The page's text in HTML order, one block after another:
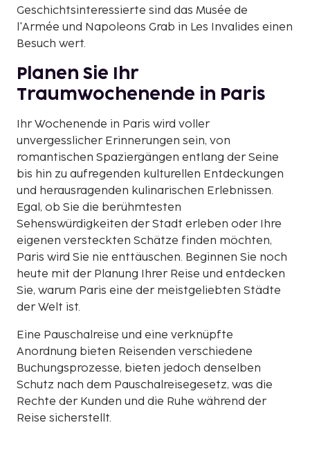
Geschichtsinteressierte sind das Musée de
l'Armée und Napoleons Grab in Les Invalides einen
Besuch wert.
Planen Sie Ihr
Traumwochenende in Paris
Ihr Wochenende in Paris wird voller
unvergesslicher Erinnerungen sein, von
romantischen Spaziergängen entlang der Seine
bis hin zu aufregenden kulturellen Entdeckungen
und herausragenden kulinarischen Erlebnissen.
Egal, ob Sie die berühmtesten
Sehenswürdigkeiten der Stadt erleben oder Ihre
eigenen versteckten Schätze finden möchten,
Paris wird Sie nie enttäuschen. Beginnen Sie noch
heute mit der Planung Ihrer Reise und entdecken
Sie, warum Paris eine der meistgeliebten Städte
der Welt ist.
Eine Pauschalreise und eine verknüpfte
Anordnung bieten Reisenden verschiedene
Buchungsprozesse, bieten jedoch denselben
Schutz nach dem Pauschalreisegesetz, was die
Rechte der Kunden und die Ruhe während der
Reise sicherstellt.